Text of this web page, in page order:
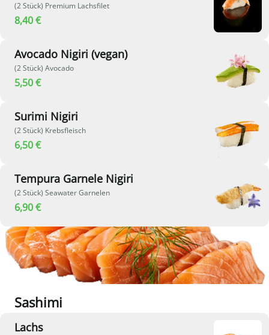
(2 Stück) Premium Lachsfilet
8,40 €
Avocado Nigiri (vegan)
(2 Stück) Avocado
5,50 €
Surimi Nigiri
(2 Stück) Krebsfleisch
6,50 €
Tempura Garnele Nigiri
(2 Stück) Seawater Garnelen
6,90 €
Sashimi
Lachs